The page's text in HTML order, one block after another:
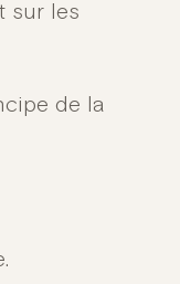
sur les
de la